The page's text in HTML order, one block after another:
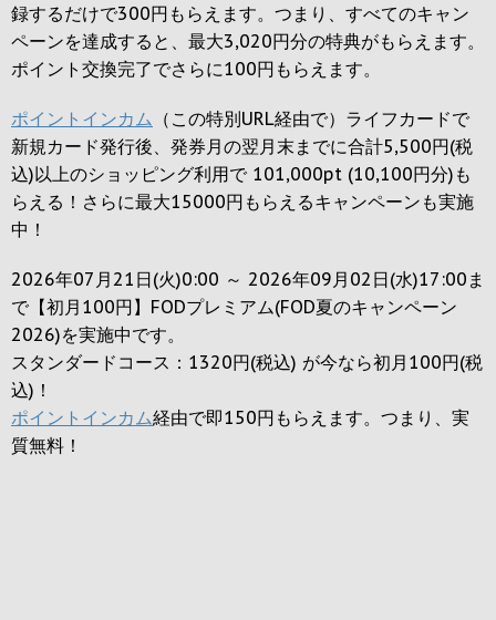
録するだけで300円 もらえます。つまり、すべてのキャン
ペーンを達成すると、最大3,020円分の特典がもらえます。
ポイント交換完了でさらに100円 もらえます。
ポイントインカム （この特別URL経由で）ライフカードで
新規カード発行後、発券月の翌月末までに合計5,500円(税
込)以上のショッピング利用で 101,000pt (10,100円分)も
らえる！さらに最大15000円もらえるキャンペーンも実施
中！
2026年07月21日(火)0:00 ～ 2026年09月02日(水)17:00ま
で【初月100円】FODプレミアム(FOD夏のキャンペーン
2026)を実施中です。
スタンダードコース：1320円(税込) が今なら初月100円(税
込)！
ポイントインカム経由で即150円もらえます。つまり、実
質無料！